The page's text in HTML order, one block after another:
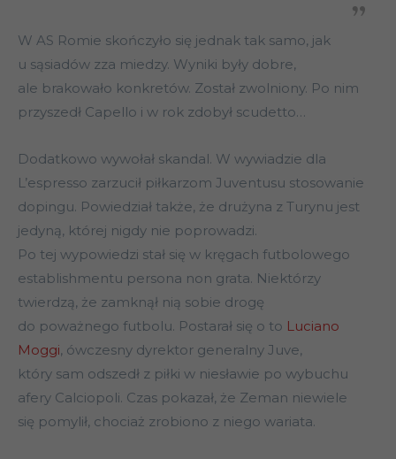
W AS Romie skończyło się jednak tak samo, jak
u sąsiadów zza miedzy. Wyniki były dobre,
ale brakowało konkretów. Został zwolniony. Po nim
przyszedł Capello i w rok zdobył scudetto…
Dodatkowo wywołał skandal. W wywiadzie dla
L’espresso zarzucił piłkarzom Juventusu stosowanie
dopingu. Powiedział także, że drużyna z Turynu jest
jedyną, której nigdy nie poprowadzi.
Po tej wypowiedzi stał się w kręgach futbolowego
establishmentu persona non grata. Niektórzy
twierdzą, że zamknął nią sobie drogę
do poważnego futbolu. Postarał się o to Luciano
Moggi, ówczesny dyrektor generalny Juve,
który sam odszedł z piłki w niesławie po wybuchu
afery Calciopoli. Czas pokazał, że Zeman niewiele
się pomylił, chociaż zrobiono z niego wariata.